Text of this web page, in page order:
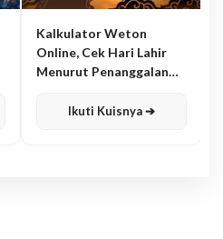
Kalkulator Weton
Online, Cek Hari Lahir
Menurut Penanggalan
Ikuti Kuisnya ➔